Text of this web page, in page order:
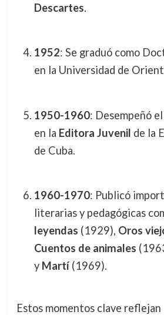
Descartes.
1952: Se graduó como
en la Universidad de
1950-1960: Desempeñó
en la Editora Juvenil de la
de Cuba.
1960-1970: Publicó
literarias y pedagógicas
leyendas (1929), Oros
Cuentos de animales
y Martí(1969).
Estos momentos clave